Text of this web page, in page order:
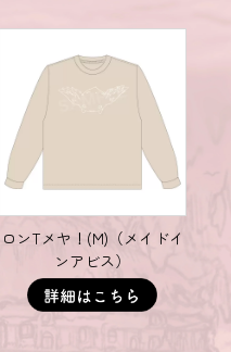
ロンTメヤ！(M)（メイドイ
ンアビス）